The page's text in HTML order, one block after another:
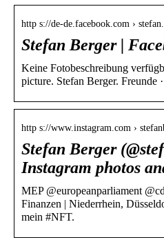
http s://de-de.facebook.com ›
Stefan Berger |
Keine Fotobeschreibung
picture. Stefan Berger. Freunde
http s://www.instagram.com ›
Stefan Berger
Instagram photos
MEP @europeanparliament
Finanzen | Niederrhein,
mein #NFT.